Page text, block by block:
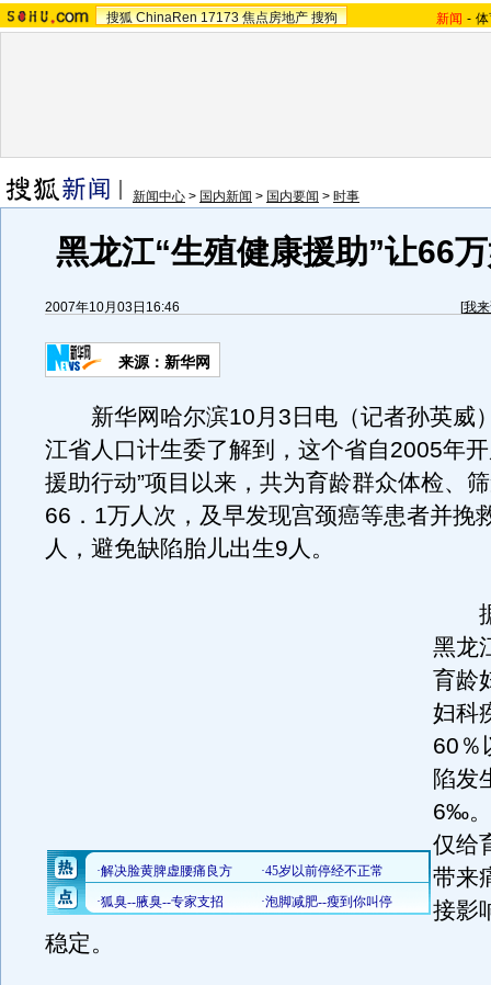
搜狐 ChinaRen 17173 焦点房地产 搜狗 新闻 -
新闻中心 > 国内新闻 > 国内要闻 > 时事
黑龙江“生殖健康援助”让66
2007年10月03日16:46 [我
来源：新华网
新华网哈尔滨10月3日电（记者孙英威
江省人口计生委了解到，这个省自2005年
援助行动”项目以来，共为育龄群众体检、
66．1万人次，及早发现宫颈癌等患者并挽
人，避免缺陷胎儿出生9人。
据
黑龙
育龄
妇科
60％
陷发
6‰。
仅给
带来
接影
稳定。